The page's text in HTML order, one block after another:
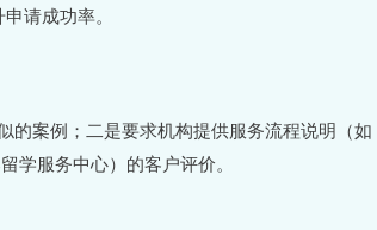
请成功率。
的案例；二是要求机构提供服务流程说明（如
学服务中心）的客户评价。